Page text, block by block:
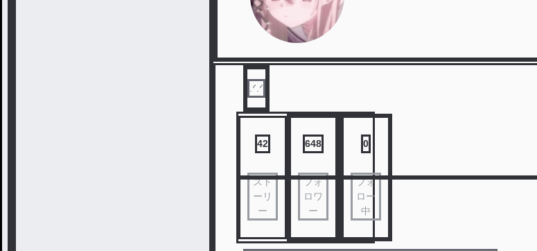
42
スト
ーリ
ー
648
フォ
ロワ
ー
0
フォ
ロー
中